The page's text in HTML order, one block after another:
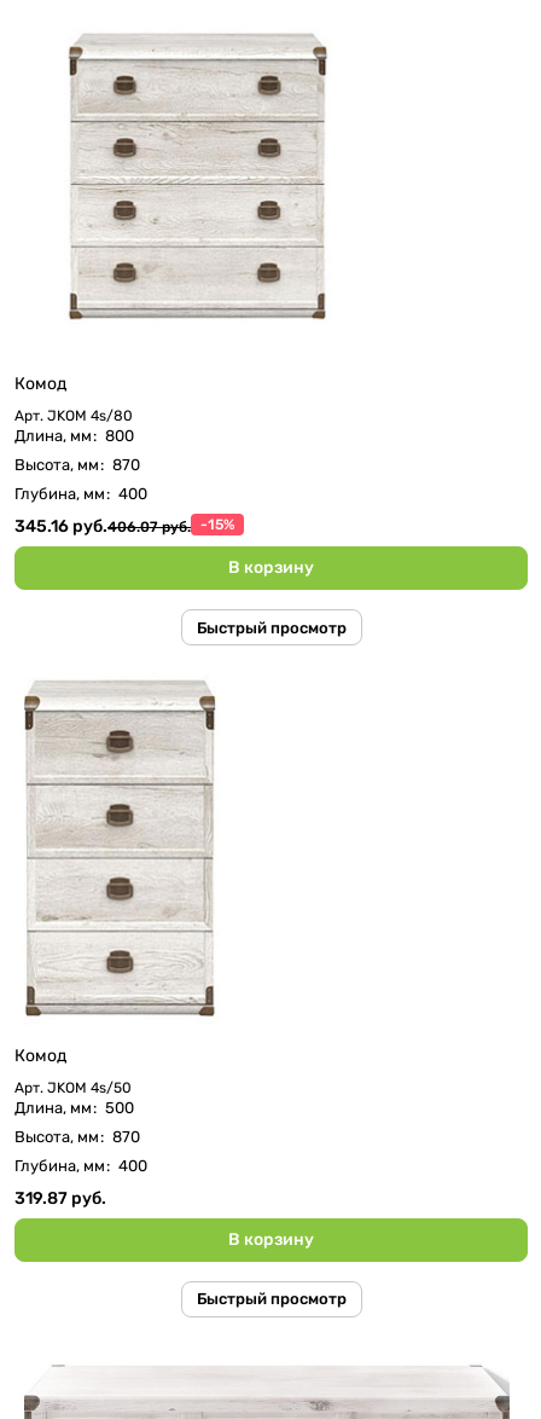
Комод
Арт. JKOM 4s/80
Длина, мм: 800
Высота, мм: 870
Глубина, мм: 400
345.16 руб.406.07 руб. -15%
В корзину
Быстрый просмотр
Комод
Арт. JKOM 4s/50
Длина, мм: 500
Высота, мм: 870
Глубина, мм: 400
319.87 руб.
В корзину
Быстрый просмотр